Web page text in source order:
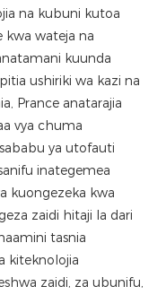
na kubuni kutoa
kwa wateja na
kuunda
ushiriki wa kazi na
Prance anatarajia
vya chuma
ya utofauti
inategemea
kuongezeka kwa
zaidi hitaji la dari
tasnia
kiteknolojia
zaidi, za ubunifu,